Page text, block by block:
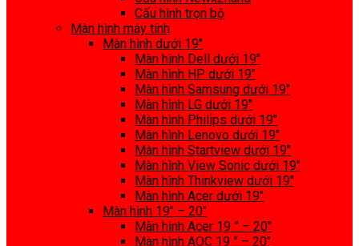
Cấu hình trọn bộ
Màn hình máy tính
Màn hình dưới 19″
Màn hình Dell dưới 19″
Màn hình HP dưới 19″
Màn hình Samsung dưới 19″
Màn hình LG dưới 19″
Màn hình Philips dưới 19″
Màn hình Lenovo dưới 19″
Màn hình Startview dưới 19″
Màn hình View Sonic dưới 19″
Màn hình Thinkview dưới 19″
Màn hình Acer dưới 19″
Màn hình 19″ – 20″
Màn hình Acer 19 ” – 20″
Màn hình AOC 19 ” – 20″